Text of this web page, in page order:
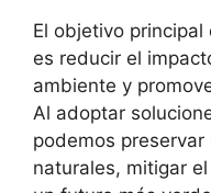
El objetivo
es reducir el
ambiente y
Al adoptar
podemos
naturales, mitigar